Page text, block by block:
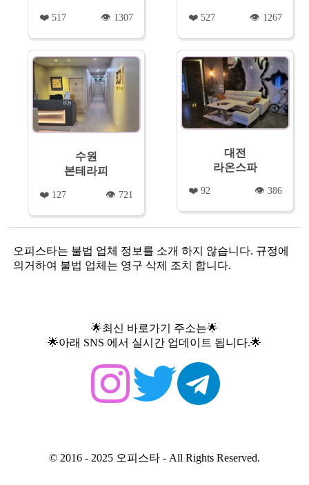
❤️ 517 👁️ 1307 ❤️ 527 👁️ 1267
수원
본테라피
❤️ 127 👁️ 721
대전
라온스파
❤️ 92 👁️ 386
오피스타는 불법 업체 정보를 소개 하지 않습니다. 규정에
의거하여 불법 업체는 영구 삭제 조치 합니다.
🌟최신 바로가기 주소는🌟
🌟아래 SNS 에서 실시간 업데이트 됩니다.🌟
© 2016 - 2025 오피스타 - All Rights Reserved.